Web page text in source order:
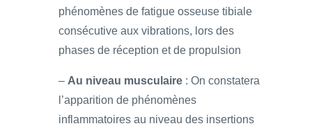
phénomènes de fatigue osseuse tibiale
consécutive aux vibrations, lors des
phases de réception et de propulsion
– Au niveau musculaire : On constatera
l’apparition de phénomènes
inflammatoires au niveau des insertions